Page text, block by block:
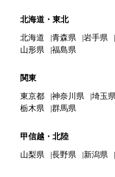
北海道・東北
北海道 青森県 岩手県
山形県
福島県
関東
東京都 神奈川県 埼玉県
栃木県
群馬県
甲信越・北陸
山梨県 長野県 新潟県